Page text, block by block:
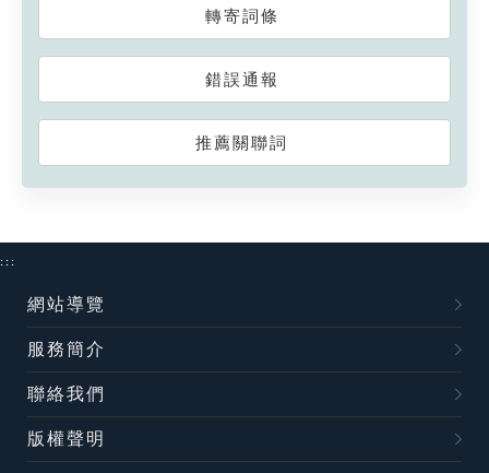
轉寄詞條
錯誤通報
推薦關聯詞
:::
網站導覽
服務簡介
聯絡我們
版權聲明